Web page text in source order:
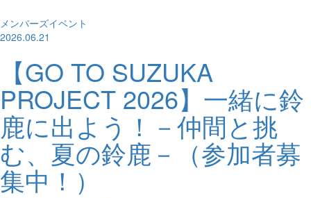
メンバーズイベント
2026.06.21
【GO TO SUZUKA
PROJECT 2026】一緒に鈴
鹿に出よう！－仲間と挑
む、夏の鈴鹿－（参加者募
集中！）